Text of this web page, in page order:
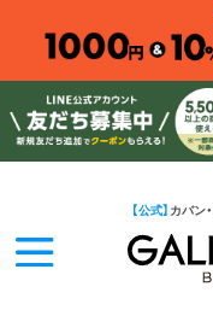
【公式】 カバン